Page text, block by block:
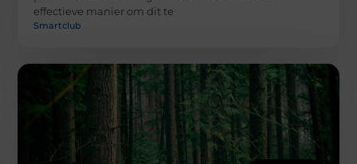
effectieve manier om dit te
Smartclub